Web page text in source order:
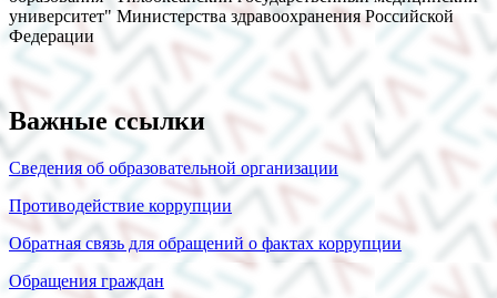
университет" Министерства здравоохранения Российской
Федерации
Важные ссылки
Сведения об образовательной организации
Противодействие коррупции
Обратная связь для обращений о фактах коррупции
Обращения граждан